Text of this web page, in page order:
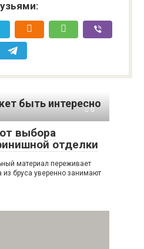
быть интересно
0
выбора
отделки
материал переживает
бруса уверенно занимают